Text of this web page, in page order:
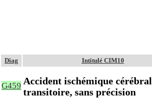
Diag Intitulé CIM10
G459 Accident ischémique cérébral
transitoire, sans précision